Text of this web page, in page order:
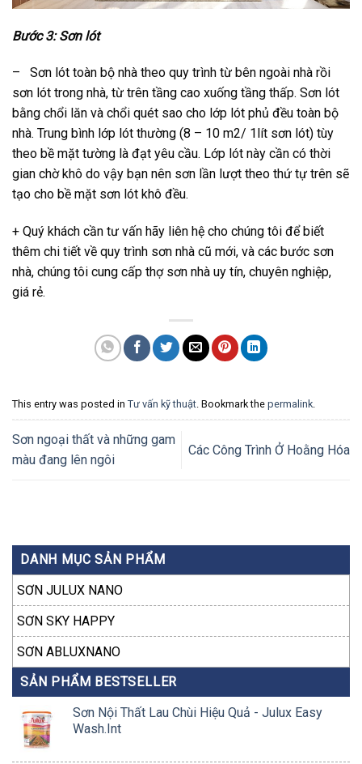
Bước 3: Sơn lót
– Sơn lót toàn bộ nhà theo quy trình từ bên ngoài nhà rồi
sơn lót trong nhà, từ trên tầng cao xuống tầng thấp. Sơn lót
bằng chổi lăn và chổi quét sao cho lớp lót phủ đều toàn bộ
nhà. Trung bình lớp lót thường (8 – 10 m2/ 1lít sơn lót) tùy
theo bề mặt tường là đạt yêu cầu. Lớp lót này cần có thời
gian chờ khô do vậy bạn nên sơn lần lượt theo thứ tự trên sẽ
tạo cho bề mặt sơn lót khô đều.
+ Quý khách cần tư vấn hãy liên hệ cho chúng tôi để biết
thêm chi tiết về quy trình sơn nhà cũ mới, và các bước sơn
nhà, chúng tôi cung cấp thợ sơn nhà uy tín, chuyên nghiệp,
giá rẻ.
This entry was posted in Tư vấn kỹ thuật. Bookmark the permalink.
Sơn ngoại thất và những gam
màu đang lên ngôi
Các Công Trình Ở Hoằng Hóa
DANH MỤC SẢN PHẨM
SƠN JULUX NANO
SƠN SKY HAPPY
SƠN ABLUXNANO
SẢN PHẨM BESTSELLER
Sơn Nội Thất Lau Chùi Hiệu Quả - Julux Easy
Wash.Int